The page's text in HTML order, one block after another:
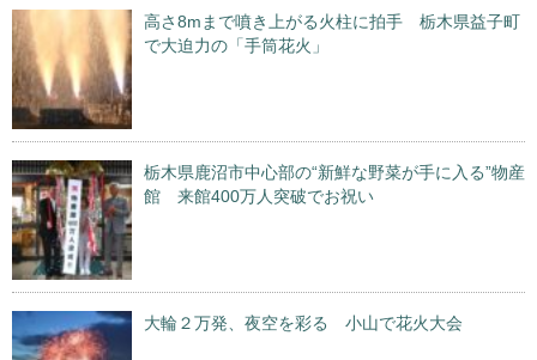
高さ8mまで噴き上がる火柱に拍手 栃木県益子町
で大迫力の「手筒花火」
栃木県鹿沼市中心部の“新鮮な野菜が手に入る”物産
館 来館400万人突破でお祝い
大輪２万発、夜空を彩る 小山で花火大会